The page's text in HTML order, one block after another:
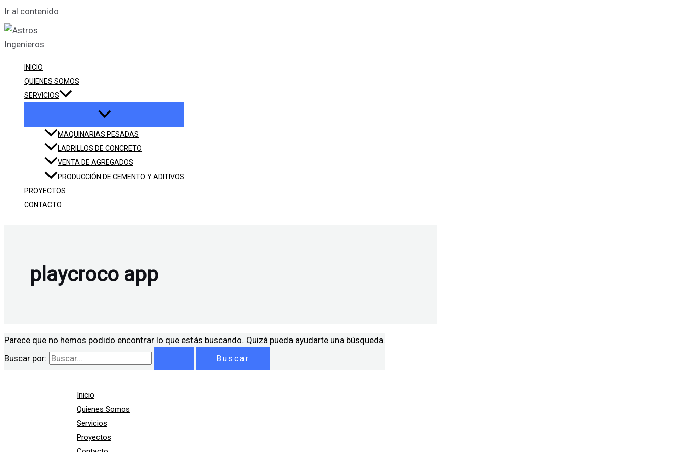
Ir al contenido
INICIO
QUIENES SOMOS
SERVICIOS
MAQUINARIAS PESADAS
LADRILLOS DE CONCRETO
VENTA DE AGREGADOS
PRODUCCIÓN DE CEMENTO Y ADITIVOS
PROYECTOS
CONTACTO
playcroco app
Parece que no hemos podido encontrar lo que estás buscando. Quizá pueda ayudarte una búsqueda.
Buscar por:
Inicio
Quienes Somos
Servicios
Proyectos